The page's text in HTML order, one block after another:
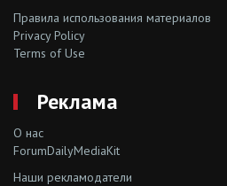
Правила использования материалов
Privacy Policy
Terms of Use
Реклама
О нас
ForumDailyMediaKit
Наши рекламодатели